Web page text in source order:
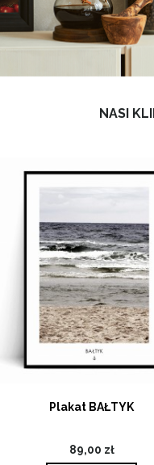
NASI
Plakat BAŁTYK
89,00 zł